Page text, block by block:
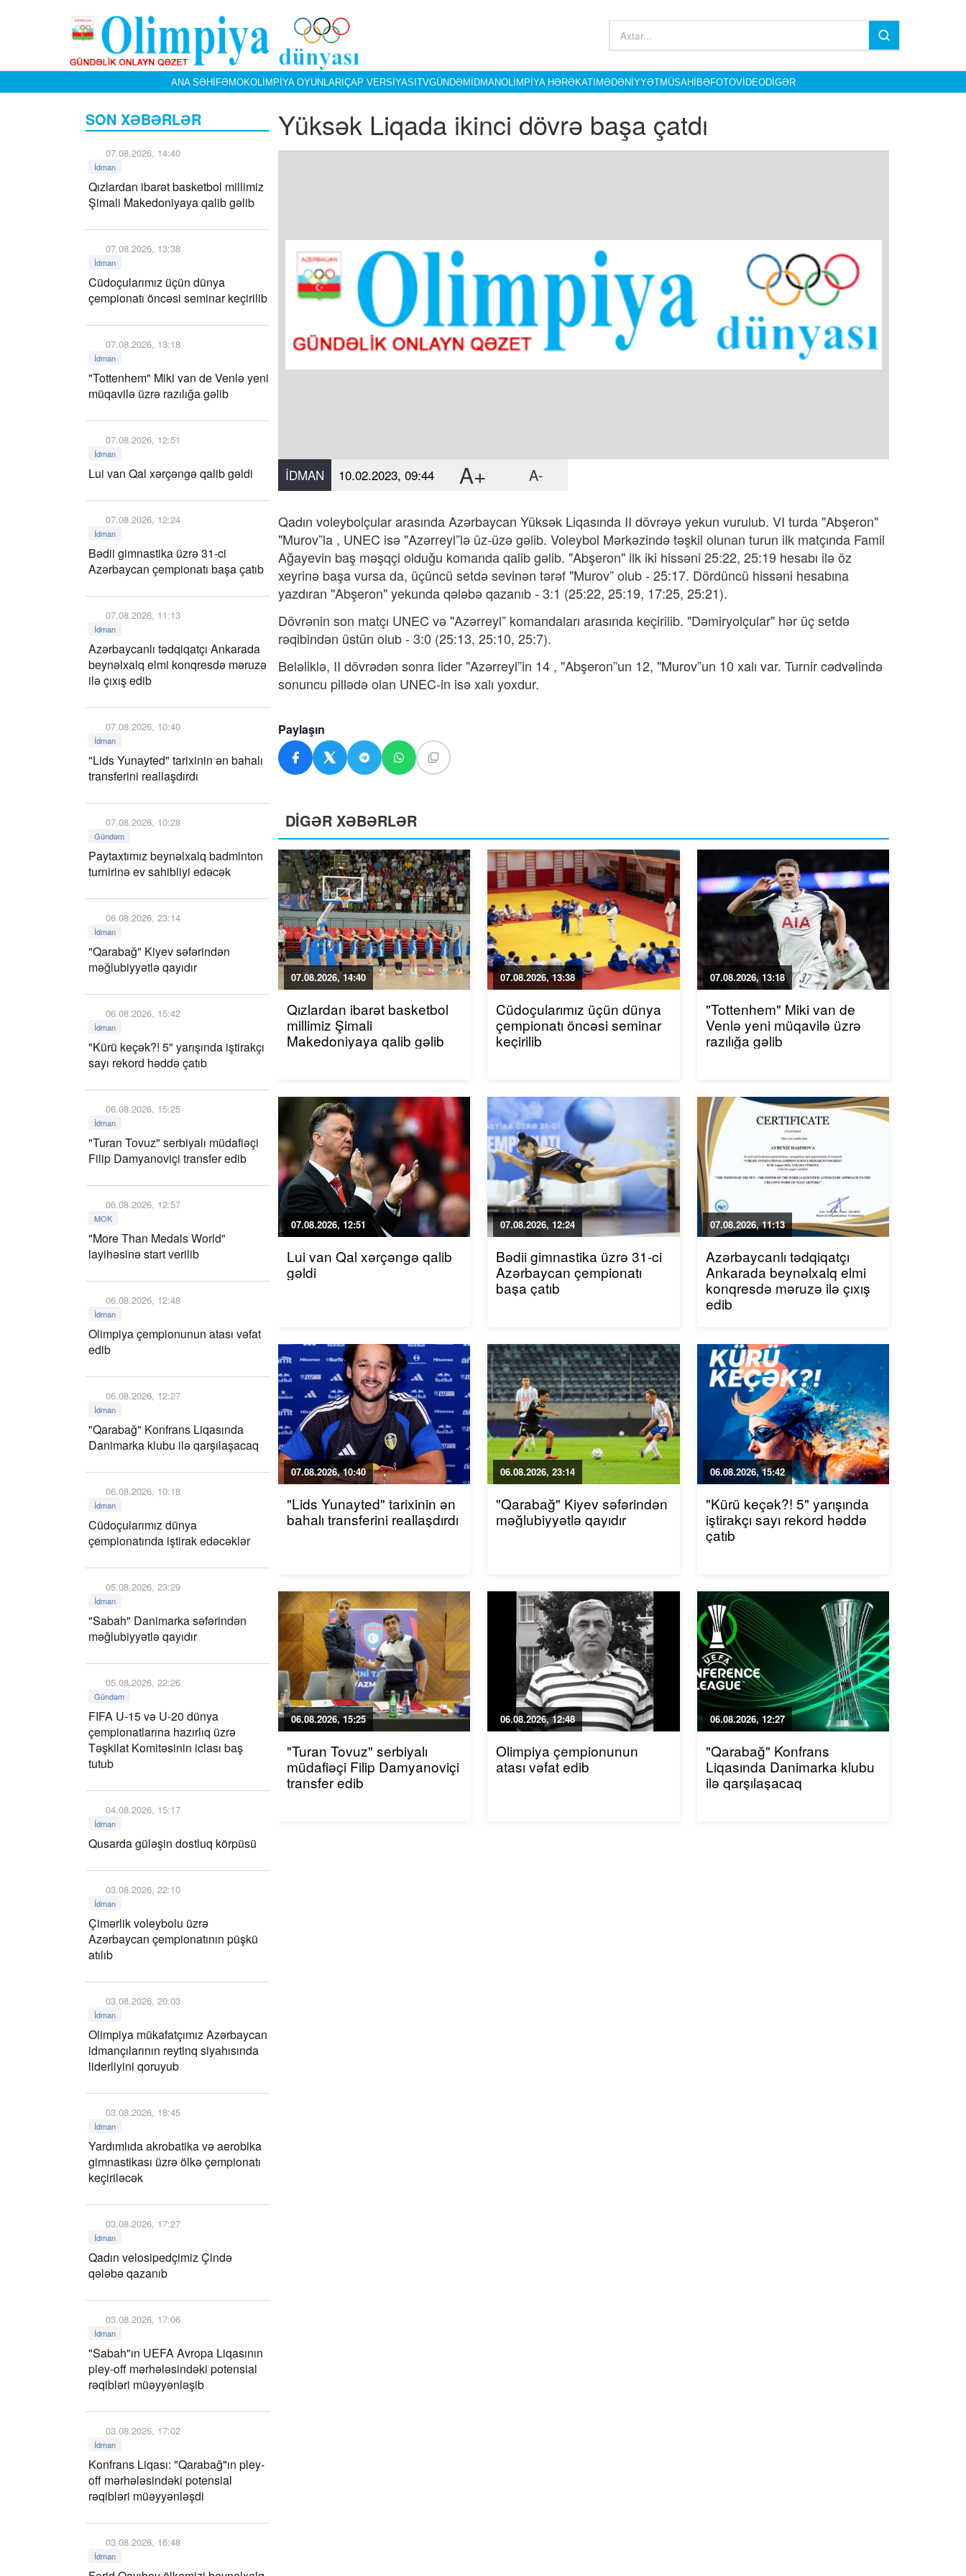
ANA SƏHIFƏMOKOLIMPIYA OYUNLARIÇAP VERSIYASITVGÜNDƏMİDMANOLIMPIYA HƏRƏKATIMƏDƏNIYYƏTMÜSAHIBƏFOTOVIDEODIGƏR
SON XƏBƏRLƏR
07.08.2026, 14:40
İdman
Qızlardan ibarət basketbol millimiz
Şimali Makedoniyaya qalib gəlib
07.08.2026, 13:38
İdman
Cüdoçularımız üçün dünya
çempionatı öncəsi seminar keçirilib
07.08.2026, 13:18
İdman
"Tottenhem" Miki van de Venlə yeni
müqavilə üzrə razılığa gəlib
07.08.2026, 12:51
İdman
Lui van Qal xərçəngə qalib gəldi
07.08.2026, 12:24
İdman
Bədii gimnastika üzrə 31-ci
Azərbaycan çempionatı başa çatıb
07.08.2026, 11:13
İdman
Azərbaycanlı tədqiqatçı Ankarada
beynəlxalq elmi konqresdə məruzə
ilə çıxış edib
07.08.2026, 10:40
İdman
"Lids Yunayted" tarixinin ən bahalı
transferini reallaşdırdı
07.08.2026, 10:28
Gündəm
Paytaxtımız beynəlxalq badminton
turnirinə ev sahibliyi edəcək
06.08.2026, 23:14
İdman
"Qarabağ" Kiyev səfərindən
məğlubiyyətlə qayıdır
06.08.2026, 15:42
İdman
"Kürü keçək?! 5" yarışında iştirakçı
sayı rekord həddə çatıb
06.08.2026, 15:25
İdman
"Turan Tovuz" serbiyalı müdafiəçi
Filip Damyanoviçi transfer edib
06.08.2026, 12:57
MOK
"More Than Medals World"
layihəsinə start verilib
06.08.2026, 12:48
İdman
Olimpiya çempionunun atası vəfat
edib
06.08.2026, 12:27
İdman
"Qarabağ" Konfrans Liqasında
Danimarka klubu ilə qarşılaşacaq
06.08.2026, 10:18
İdman
Cüdoçularımız dünya
çempionatında iştirak edəcəklər
05.08.2026, 23:29
İdman
"Sabah" Danimarka səfərindən
məğlubiyyətlə qayıdır
05.08.2026, 22:26
Gündəm
FIFA U-15 və U-20 dünya
çempionatlarına hazırlıq üzrə
Təşkilat Komitəsinin iclası baş
tutub
04.08.2026, 15:17
İdman
Qusarda güləşin dostluq körpüsü
03.08.2026, 22:10
İdman
Çimərlik voleybolu üzrə
Azərbaycan çempionatının püşkü
atılıb
03.08.2026, 20:03
İdman
Olimpiya mükafatçımız Azərbaycan
idmançılarının reytinq siyahısında
liderliyini qoruyub
03.08.2026, 18:45
İdman
Yardımlıda akrobatika və aerobika
gimnastikası üzrə ölkə çempionatı
keçiriləcək
03.08.2026, 17:27
İdman
Qadın velosipedçimiz Çində
qələbə qazanıb
03.08.2026, 17:06
İdman
"Sabah"ın UEFA Avropa Liqasının
pley-off mərhələsindəki potensial
rəqibləri müəyyənləşib
03.08.2026, 17:02
İdman
Konfrans Liqası: "Qarabağ"ın pley-
off mərhələsindəki potensial
rəqibləri müəyyənləşdi
03.08.2026, 16:48
İdman
Yüksək Liqada ikinci dövrə başa çatdı
İDMAN 10.02.2023, 09:44 A+ A-
Qadın voleybolçular arasında Azərbaycan Yüksək Liqasında II dövrəyə yekun vurulub. VI turda "Abşeron"
"Murov”la , UNEC isə "Azərreyl”lə üz-üzə gəlib. Voleybol Mərkəzində təşkil olunan turun ilk matçında Famil
Ağayevin baş məşqçi olduğu komanda qalib gəlib. "Abşeron" ilk iki hissəni 25:22, 25:19 hesabı ilə öz
xeyrinə başa vursa da, üçüncü setdə sevinən tərəf "Murov” olub - 25:17. Dördüncü hissəni hesabına
yazdıran "Abşeron" yekunda qələbə qazanıb - 3:1 (25:22, 25:19, 17:25, 25:21).
Dövrənin son matçı UNEC və "Azərreyl” komandaları arasında keçirilib. "Dəmiryolçular" hər üç setdə
rəqibindən üstün olub - 3:0 (25:13, 25:10, 25:7).
Beləliklə, II dövrədən sonra lider "Azərreyl”in 14 , "Abşeron”un 12, "Murov”un 10 xalı var. Turnir cədvəlində
sonuncu pillədə olan UNEC-in isə xalı yoxdur.
Paylaşın
DİGƏR XƏBƏRLƏR
07.08.2026, 14:40
Qızlardan ibarət basketbol
millimiz Şimali
Makedoniyaya qalib gəlib
07.08.2026, 13:38
Cüdoçularımız üçün dünya
çempionatı öncəsi seminar
keçirilib
07.08.2026, 13:18
"Tottenhem" Miki van de
Venlə yeni müqavilə üzrə
razılığa gəlib
07.08.2026, 12:51
Lui van Qal xərçəngə qalib
gəldi
07.08.2026, 12:24
Bədii gimnastika üzrə 31-ci
Azərbaycan çempionatı
başa çatıb
07.08.2026, 11:13
Azərbaycanlı tədqiqatçı
Ankarada beynəlxalq elmi
konqresdə məruzə ilə çıxış
edib
07.08.2026, 10:40
"Lids Yunayted" tarixinin ən
bahalı transferini reallaşdırdı
06.08.2026, 23:14
"Qarabağ" Kiyev səfərindən
məğlubiyyətlə qayıdır
06.08.2026, 15:42
"Kürü keçək?! 5" yarışında
iştirakçı sayı rekord həddə
çatıb
06.08.2026, 15:25
"Turan Tovuz" serbiyalı
müdafiəçi Filip Damyanoviçi
transfer edib
06.08.2026, 12:48
Olimpiya çempionunun
atası vəfat edib
06.08.2026, 12:27
"Qarabağ" Konfrans
Liqasında Danimarka klubu
ilə qarşılaşacaq